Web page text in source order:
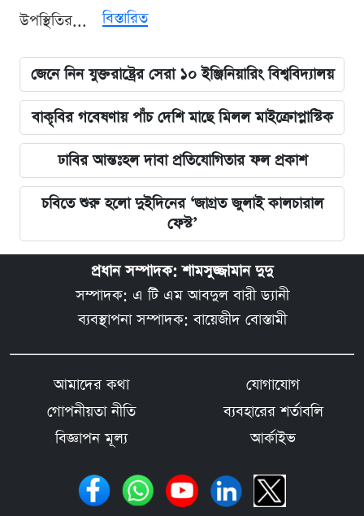
উপস্থিতির...
বিস্তারিত
জেনে নিন যুক্তরাষ্ট্রের সেরা ১০ ইঞ্জিনিয়ারিং বিশ্ববিদ্যালয়
বাকৃবির গবেষণায় পাঁচ দেশি মাছে মিলল মাইক্রোপ্লাস্টিক
ঢাবির আন্তঃহল দাবা প্রতিযোগিতার ফল প্রকাশ
চবিতে শুরু হলো দুইদিনের ‘জাগ্রত জুলাই কালচারাল
ফেস্ট’
প্রধান সম্পাদক: শামসুজ্জামান দুদু
সম্পাদক: এ টি এম আবদুল বারী ড্যানী
ব্যবস্থাপনা সম্পাদক: বায়েজীদ বোস্তামী
আমাদের কথা
যোগাযোগ
গোপনীয়তা নীতি
ব্যবহারের শর্তাবলি
বিজ্ঞাপন মূল্য
আর্কাইভ